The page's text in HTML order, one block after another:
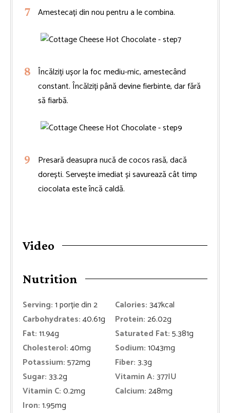
Amestecați din nou pentru a le combina.
Încălziți ușor la foc mediu-mic, amestecând
constant. Încălziți până devine fierbinte, dar fără
să fiarbă.
Presară deasupra nucă de cocos rasă, dacă
dorești. Servește imediat și savurează cât timp
ciocolata este încă caldă.
Video
Nutrition
Serving:1porție din 2 Calories:347kcal
Carbohydrates:40.61g Protein:26.02g
Fat:11.94g Saturated Fat:5.381g
Cholesterol:40mg Sodium:1043mg
Potassium:572mg Fiber:3.3g
Sugar:33.2g Vitamin A:377IU
Vitamin C:0.2mg Calcium:248mg
Iron:1.95mg